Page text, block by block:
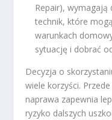
Repair),
technik, które
warunkach
sytuację i dobrać
Decyzja o
wiele korzyści.
naprawa zapewnia
ryzyko dalszych